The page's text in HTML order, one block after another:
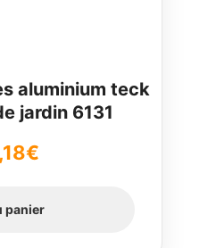
aluminium teck
jardin 6131
€
panier